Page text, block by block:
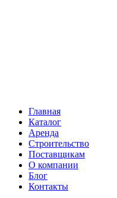
Главная
Каталог
Аренда
Строительство
Поставщикам
О компании
Блог
Контакты